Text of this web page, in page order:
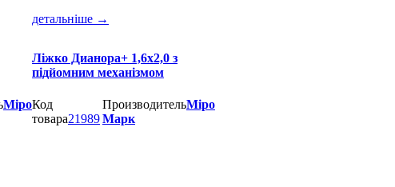
детальніше →
Міро
Ліжко Дианора+ 1,6х2,0 з
підйомним механізмом
Код
товара21989
ПроизводительМіро
Марк